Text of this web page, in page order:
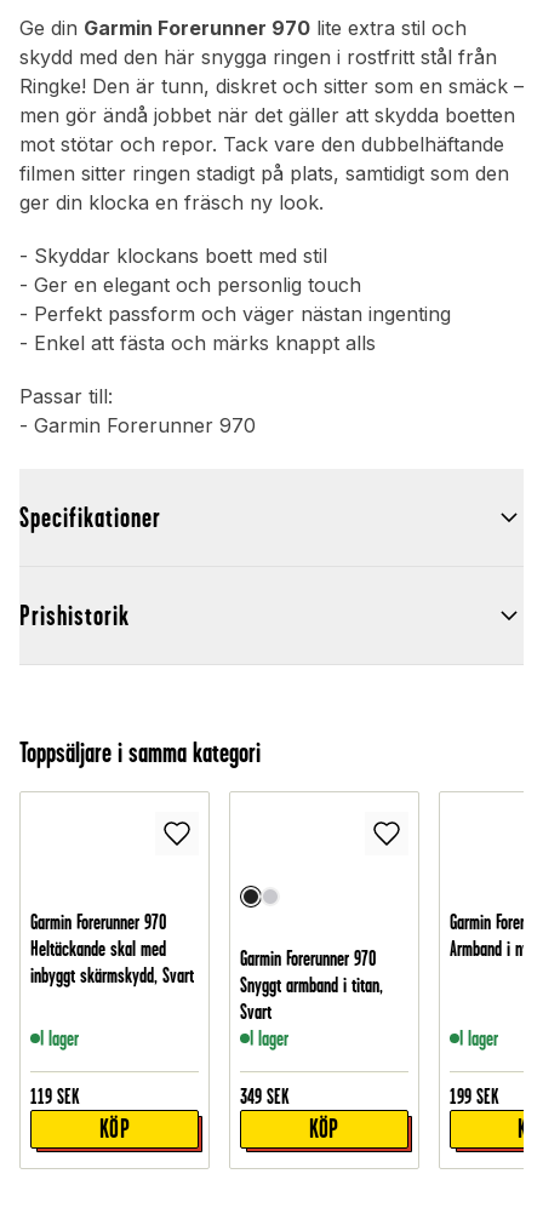
Ge din Garmin Forerunner 970 lite extra stil och
skydd med den här snygga ringen i rostfritt stål från
Ringke! Den är tunn, diskret och sitter som en smäck –
men gör ändå jobbet när det gäller att skydda boetten
mot stötar och repor. Tack vare den dubbelhäftande
filmen sitter ringen stadigt på plats, samtidigt som den
ger din klocka en fräsch ny look.
- Skyddar klockans boett med stil
- Ger en elegant och personlig touch
- Perfekt passform och väger nästan ingenting
- Enkel att fästa och märks knappt alls
Passar till:
- Garmin Forerunner 970
Specifikationer
Prishistorik
Toppsäljare i samma kategori
Garmin Forerunner 970
Heltäckande skal med
inbyggt skärmskydd, Svart
I lager
119 SEK
KÖP
Garmin Forerunner 970
Snyggt armband i titan,
Svart
I lager
349 SEK
KÖP
Garmin
Armband i
I lager
199 SEK